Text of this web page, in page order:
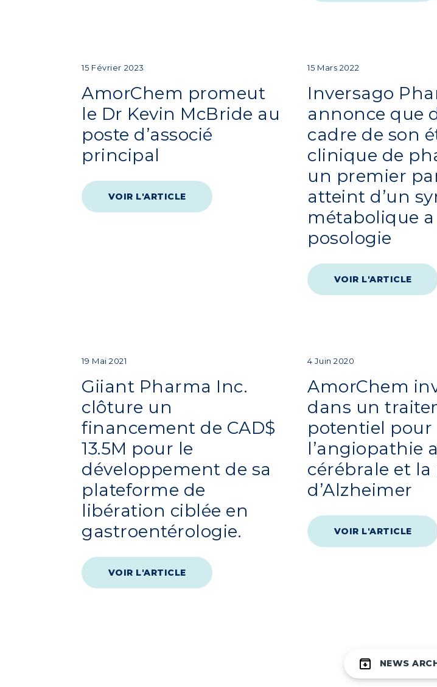
15 Février 2023
AmorChem promeut
le Dr Kevin McBride au
poste d’associé
principal
VOIR L'ARTICLE
15 Mars 2022
Inversago
annonce que
cadre de son
clinique de
un premier
atteint d’un
métabolique a
posologie
VOIR L'ARTICLE
19 Mai 2021
Giiant Pharma Inc.
clôture un
financement de CAD$
13.5M pour le
développement de sa
plateforme de
libération ciblée en
gastroentérologie.
VOIR L'ARTICLE
4 Juin 2020
AmorChem
dans un
potentiel pour
l’angiopathie
cérébrale et
d’Alzheimer
VOIR L'ARTICLE
NEWS